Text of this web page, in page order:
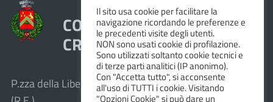
COMUNE DI VEZZANO SUL
CROSTOLO
P.zza della Libertà, 1 – 42030 Vezzano sul Crostolo
Il sito usa cookie per facilitare la
navigazione ricordando le preferenze e
le precedenti visite degli utenti.
NON sono usati cookie di profilazione.
Sono utilizzati soltanto cookie tecnici e
di terze parti analitici (IP anonimo).
Con "Accetta tutto", si acconsente
all'uso di TUTTI i cookie. Visitando
"Opzioni Cookie" si può dare un